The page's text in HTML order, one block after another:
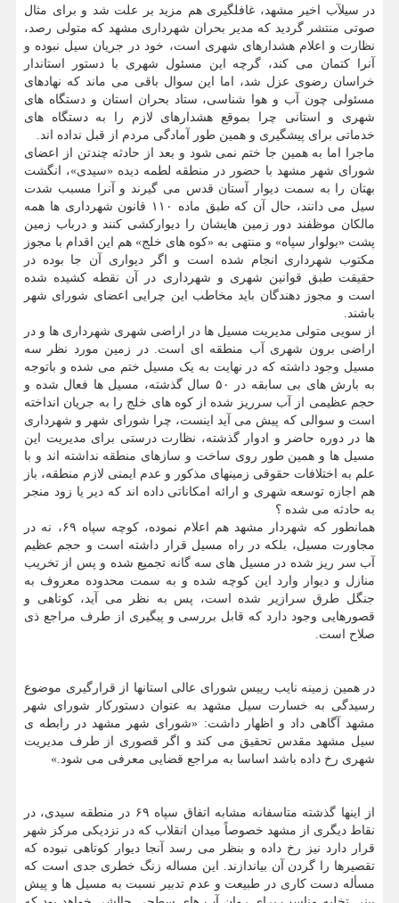
در سیلآب اخیر مشهد، غافلگیری هم مزید بر علت شد و برای مثال
صوتی منتشر گردید که مدیر بحران شهرداری مشهد که متولی رصد،
نظارت و اعلام هشدارهای شهری است، خود در جریان سیل نبوده و
آنرا کتمان می کند، گرچه این مسئول شهری با دستور استاندار
خراسان رضوی عزل شد، اما این سوال باقی می ماند که نهادهای
مسئولی چون آب و هوا شناسی، ستاد بحران استان و دستگاه های
شهری و استانی چرا بموقع هشدارهای لازم را به دستگاه های
خدماتی برای پیشگیری و همین طور آمادگی مردم از قبل نداده اند.
ماجرا اما به همین جا ختم نمی شود و بعد از حادثه چندتن از اعضای
شورای شهر مشهد با حضور در منطقه لطمه دیده «سیدی»، انگشت
بهتان را به سمت دیوار آستان قدس می گیرند و آنرا مسبب شدت
سیل می دانند، حال آن که طبق ماده ۱۱۰ قانون شهرداری ها همه
مالکان موظفند دور زمین هایشان را دیوارکشی کنند و درباب زمین
پشت «بولوار سپاه» و منتهی به «کوه های خلج» هم این اقدام با مجوز
مکتوب شهرداری انجام شده است و اگر دیواری آن جا بوده در
حقیقت طبق قوانین شهری و شهرداری در آن نقطه کشیده شده
است و مجوز دهندگان باید مخاطب این چرایی اعضای شورای شهر
باشند.
از سویی متولی مدیریت مسیل ها در اراضی شهری شهرداری ها و در
اراضی برون شهری آب منطقه ای است. در زمین مورد نظر سه
مسیل وجود داشته که در نهایت به یک مسیل ختم می شده و باتوجه
به بارش های بی سابقه در ۵۰ سال گذشته، مسیل ها فعال شده و
حجم عظیمی از آب سرریز شده از کوه های خلج را به جریان انداخته
است و سوالی که پیش می آید اینست، چرا شورای شهر و شهرداری
ها در دوره حاضر و ادوار گذشته، نظارت درستی برای مدیریت این
مسیل ها و همین طور روی ساخت و سازهای منطقه نداشته اند و با
علم به اختلافات حقوقی زمینهای مذکور و عدم ایمنی لازم منطقه، باز
هم اجازه توسعه شهری و ارائه امکاناتی داده اند که دیر یا زود منجر
به حادثه می شده ؟
همانطور که شهردار مشهد هم اعلام نموده، کوچه سپاه ۶۹، نه در
مجاورت مسیل، بلکه در راه مسیل قرار داشته است و حجم عظیم
آب سر ریز شده در مسیل های سه گانه تجمیع شده و پس از تخریب
منازل و دیوار وارد این کوچه شده و به سمت محدوده معروف به
جنگل طرق سرازیر شده است، پس به نظر می آید، کوتاهی و
قصورهایی وجود دارد که قابل بررسی و پیگیری از طرف مراجع ذی
صلاح است.
در همین زمینه نایب رییس شورای عالی استانها از قرارگیری موضوع
رسیدگی به خسارت سیل مشهد به عنوان دستورکار شورای شهر
مشهد آگاهی داد و اظهار داشت: «شورای شهر مشهد در رابطه ی
سیل مشهد مقدس تحقیق می کند و اگر قصوری از طرف مدیریت
شهری رخ داده باشد اساسا به مراجع قضایی معرفی می شود.»
از اینها گذشته متاسفانه مشابه اتفاق سپاه ۶۹ در منطقه سیدی، در
نقاط دیگری از مشهد خصوصاً میدان انقلاب که در نزدیکی مرکز شهر
قرار دارد نیز رخ داده و بنظر می رسد آنجا دیوار کوتاهی نبوده که
تقصیرها را گردن آن بیاندازند. این مساله زنگ خطری جدی است که
مسأله دست کاری در طبیعت و عدم تدبیر نسبت به مسیل ها و پیش